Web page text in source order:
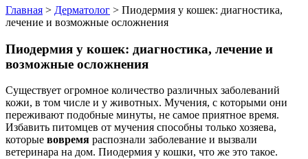
Главная > Дерматолог > Пиодермия у кошек: диагностика,
лечение и возможные осложнения
Пиодермия у кошек: диагностика, лечение и
возможные осложнения
Существует огромное количество различных заболеваний
кожи, в том числе и у животных. Мучения, с которыми они
переживают подобные минуты, не самое приятное время.
Избавить питомцев от мучения способны только хозяева,
которые вовремя распознали заболевание и вызвали
ветеринара на дом. Пиодермия у кошки, что же это такое.